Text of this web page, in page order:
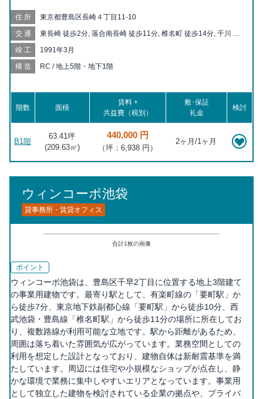
住所 東京都豊島区長崎４丁目11-10
交通
東長崎 徒歩2分, 落合南長崎 徒歩11分, 椎名町 徒歩14分, 千川 徒
竹向原 徒歩19分
竣工 1991年3月
構造 RC / 地上5階・地下1階
階数 面積
賃料 +
共益費（税別）
敷･保証
礼金
検討
B1階
63.41坪
(209.63㎡)
440,000 円
（坪：6,938 円）
2ヶ月/1ヶ月
ウィンコーポ池袋
貸事務所・賃貸オフィス
合計1枚の画像
ポイント
ウィンコーポ池袋は、豊島区千早2丁目に位置する地上3階建て
の事業用建物です。最寄り駅として、有楽町線の「要町駅」か
ら徒歩7分、東京地下鉄副都心線「要町駅」から徒歩10分、西
武池袋・豊島線「椎名町駅」から徒歩11分の場所に所在してお
り、複数路線が利用可能な立地です。駅から距離があるため、
周囲は落ち着いた雰囲気が広がっています。業務空間としての
利用を想定した設計となっており、建物自体は新耐震基準を満
たしています。周辺には住宅や小規模なショップが点在し、静
かな環境で業務に集中しやすいエリアとなっています。事業用
として独立した建物を検討されている企業の拠点や、プライバ